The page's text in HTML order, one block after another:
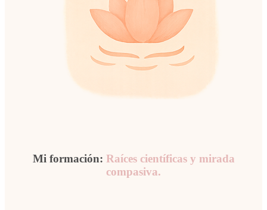
Mi formación: Raíces científicas y mirada
compasiva.